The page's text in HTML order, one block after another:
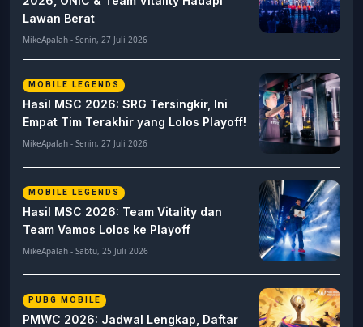
Lawan Berat
MikeApalah - Senin, 27 Juli 2026
MOBILE LEGENDS
Hasil MSC 2026: SRG Tersingkir, Ini
Empat Tim Terakhir yang Lolos Playoff!
MikeApalah - Senin, 27 Juli 2026
MOBILE LEGENDS
Hasil MSC 2026: Team Vitality dan
Team Vamos Lolos ke Playoff
MikeApalah - Sabtu, 25 Juli 2026
PUBG MOBILE
PMWC 2026: Jadwal Lengkap, Daftar